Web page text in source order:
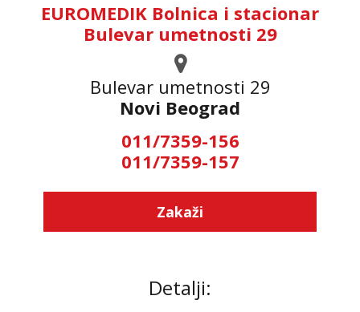
EUROMEDIK Bolnica i stacionar
Bulevar umetnosti 29
Bulevar umetnosti 29
Novi Beograd
011/7359-156
011/7359-157
Zakaži
Detalji: